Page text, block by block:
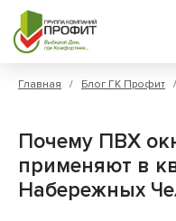
Главная / Блог ГК Профит
Почему ПВХ
применяют в
Набережных